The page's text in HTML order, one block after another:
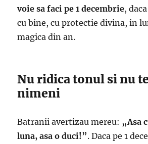
voie sa faci pe 1 decembrie,
cu bine, cu protectie divina, in
magica din an.
Nu ridica tonul si nu
nimeni
Batranii avertizau mereu: „Asa
luna, asa o duci!”. Daca pe 1